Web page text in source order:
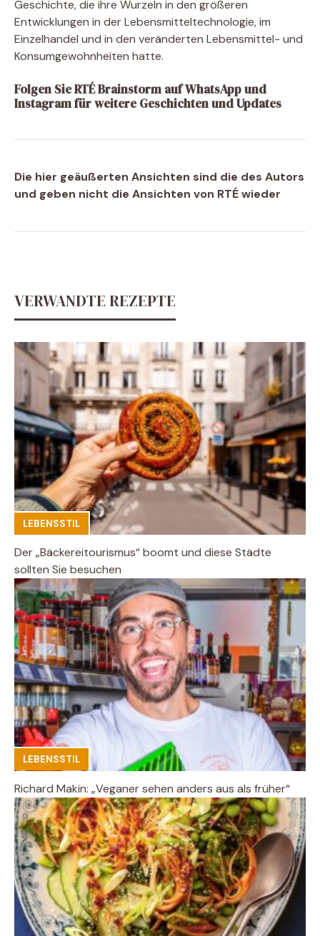
Geschichte, die ihre Wurzeln in den größeren
Entwicklungen in der Lebensmitteltechnologie, im
Einzelhandel und in den veränderten Lebensmittel- und
Konsumgewohnheiten hatte.
Folgen Sie RTÉ Brainstorm auf WhatsApp und
Instagram für weitere Geschichten und Updates
Die hier geäußerten Ansichten sind die des Autors
und geben nicht die Ansichten von RTÉ wieder
VERWANDTE REZEPTE
LEBENSSTIL
Der „Bäckereitourismus“ boomt und diese Städte
sollten Sie besuchen
LEBENSSTIL
Richard Makin: „Veganer sehen anders aus als früher“